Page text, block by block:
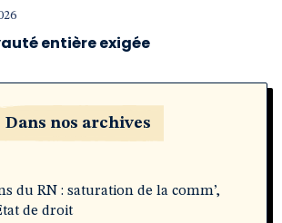
entière exigée
Dans nos archives
du RN : saturation de la comm’,
de droit